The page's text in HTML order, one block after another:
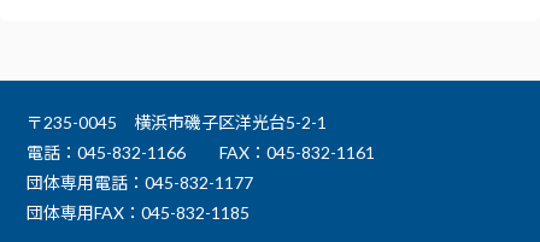
〒235-0045 横浜市磯子区洋光台5-2-1
電話：045-832-1166
FAX：045-832-1161
団体専用電話：045-832-1177
団体専用FAX：045-832-1185